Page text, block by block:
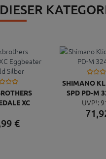
XC
99 €
SHIMANO
SPD PD-M
UVP¹:
71,